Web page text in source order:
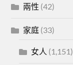
兩性 (42)
家庭 (33)
女人 (1,151)